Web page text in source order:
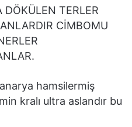
DÖKÜLEN TERLER
CİMBOMU
hamsilermiş
kralı ultra aslandır bu